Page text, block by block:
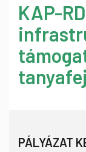
KAP-
PÁLYÁZAT